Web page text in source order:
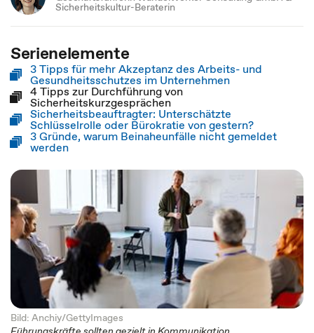
Sicherheitskultur-Beraterin
Serienelemente
3 Tipps für mehr Akzeptanz des Arbeits- und
Gesundheitsschutzes im Unternehmen
4 Tipps zur Durchführung von
Sicherheitskurzgesprächen
Sicherheitsbeauftragter: Unterschätzte
Schlüsselrolle oder Bürokratie von gestern?
3 Gründe, warum Beinaheunfälle nicht gemeldet
werden
Bild: Anchiy/GettyImages